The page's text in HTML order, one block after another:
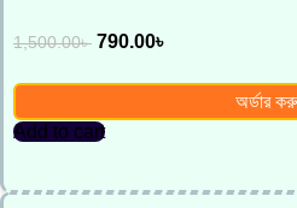
1,500.00৳ 790.00৳
Add to cart
অর্ডার